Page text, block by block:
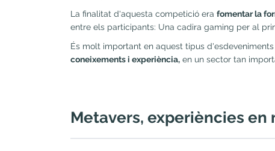
La finalitat d'aquesta competició era fomentar la
entre els participants: Una cadira gaming per al
És molt important en aquest tipus
coneixements i experiència, en un sector tan
Metavers, experiències